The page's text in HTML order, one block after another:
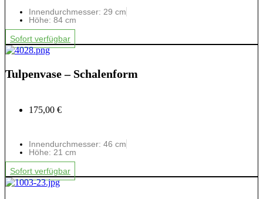
Innendurchmesser: 29 cm
Höhe: 84 cm
Sofort verfügbar
Tulpenvase – Schalenform
175,00 €
Innendurchmesser: 46 cm
Höhe: 21 cm
Sofort verfügbar